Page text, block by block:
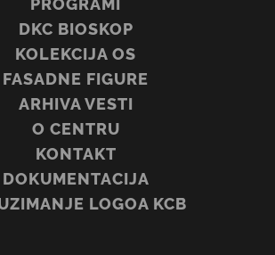
PROGRAMI
DKC BIOSKOP
KOLEKCIJA OS
FASADNE FIGURE
ARHIVA VESTI
O CENTRU
KONTAKT
DOKUMENTACIJA
LOGOA KCB